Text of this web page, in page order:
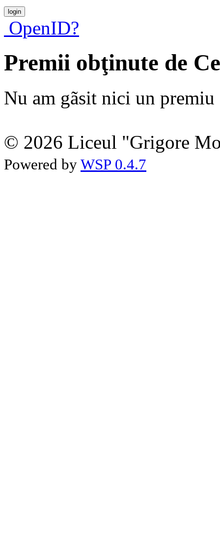
OpenID?
Premii obţinute de
Nu am gãsit nici un premiu
© 2026 Liceul "Grigore
Powered by WSP 0.4.7